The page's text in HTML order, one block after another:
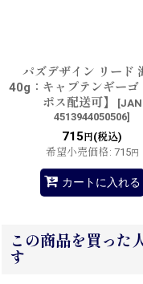
パズデザイン リード
40g：キャプテンギーゴ
ポス配送可】
[JAN
4513944050506]
715 円(税込)
希望小売価格: 715円
カートに入れる
この商品を買った
す